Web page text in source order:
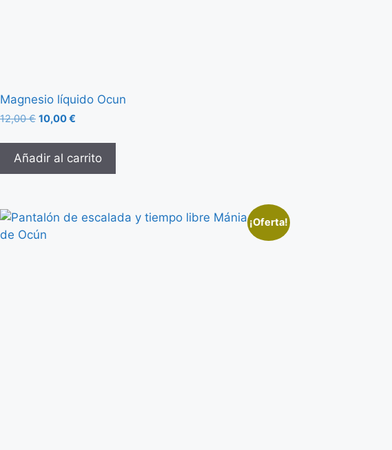
Magnesio líquido Ocun
12,00€ 10,00€
Añadir al carrito
¡Oferta!